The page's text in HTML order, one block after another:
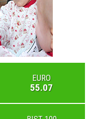
EURO
55.07